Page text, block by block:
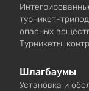
турникет-
опасных
Турникеты:
Шлагбаумы
Установка и